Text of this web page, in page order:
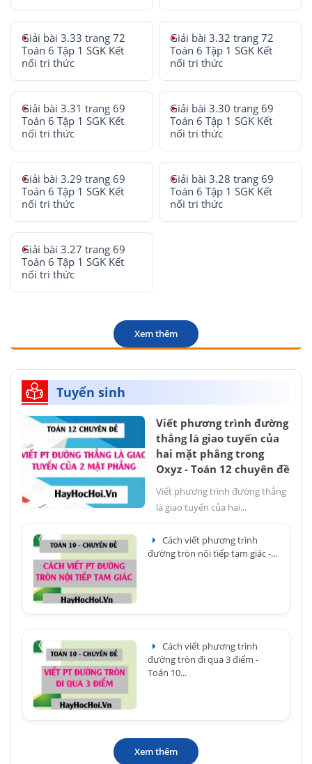
Giải bài 3.33 trang 72
Toán 6 Tập 1 SGK Kết
nối tri thức
Giải bài 3.32 trang 72
Toán 6 Tập 1 SGK Kết
nối tri thức
Giải bài 3.31 trang 69
Toán 6 Tập 1 SGK Kết
nối tri thức
Giải bài 3.30 trang 69
Toán 6 Tập 1 SGK Kết
nối tri thức
Giải bài 3.29 trang 69
Toán 6 Tập 1 SGK Kết
nối tri thức
Giải bài 3.28 trang 69
Toán 6 Tập 1 SGK Kết
nối tri thức
Giải bài 3.27 trang 69
Toán 6 Tập 1 SGK Kết
nối tri thức
Xem thêm
Tuyển sinh
Viết phương trình đường
thẳng là giao tuyến của
hai mặt phẳng trong
Oxyz - Toán 12 chuyên đề
Viết phương trình đường thẳng
là giao tuyến của hai...
Cách viết phương trình
đường tròn nội tiếp tam giác -...
Cách viết phương trình
đường tròn đi qua 3 điểm -
Toán 10...
Xem thêm